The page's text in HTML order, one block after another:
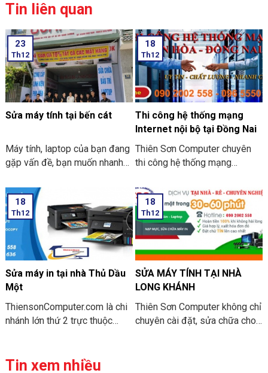
Tin liên quan
23
Th12
Sửa máy tính tại bến cát
Máy tính, laptop của bạn đang
gặp vấn đề, bạn muốn nhanh
tính tại nhà Bến Cát UY TÍN,
CHẤT LƯỢNG, GIÁ RẺ.
ThiensonComputer.com là đơn
vị sửa máy tính chuyên nghiệp
tại Bình Dương. Với hơn 12
năm kinh nghiệm trong nghề,
chúng tôi hiểu được mong
muốn của quý khách khi sửa
máy tính.
18
Th12
Thi công hệ thống mạng
Internet nội bộ tại Đồng Nai
Thiên Sơn Computer chuyên
thi công hệ thống mạng
Chẳng khó để nhận thấy, công
nghệ thông tin đã trở thành
một phần thiết yếu trong cuộc
sống cũng giống như công
việc của chúng ta. Nhờ mạng
internet, liên kết đa chiều đã
tạo nên thị trường mở rộng, độ
cạnh tranh tốt hơn cho các
doanh Nghiệp hiện nay.
18
Th12
Sửa máy in tại nhà Thủ Dầu
Một
ThiensonComputer.com là chi
nhánh lớn thứ 2 trực thuộc
vào hoạt động trên 12 năm với
18
Th12
SỬA MÁY TÍNH TẠI NHÀ
LONG KHÁNH
Thiên Sơn Computer không chỉ
chuyên cài đặt, sửa chữa cho
Tin xem nhiều